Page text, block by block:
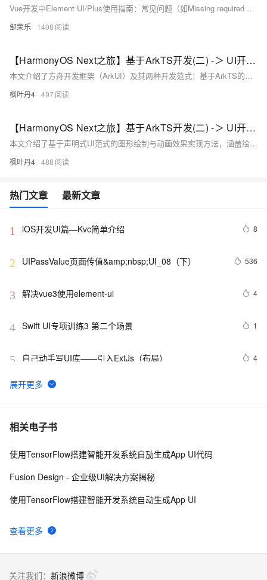
Vue开发中Element UI/Plus使用指南：常见问题（如Missing required prop: “value“）及中文全局组件配置解决方案
邹荣乐 1408
【HarmonyOS Next之旅】基于ArkTS开发(二) -＞ UI开发一
本文介绍了方舟开发框架（ArkUI）及其两种开发范式：基于ArkTS的声明式开发范式和类Web开发范式。ArkUI是用于构建HarmonyOS应用界面的UI框架，提供极简UI语法和基础设施。声明式开发范式使用ArkTS语言，以组件、动画和状态管理为核心，适合复杂团队协作；类Web开发范式采用HML、CSS、JavaScript三段式开发，适用于简单界面应用，贴近Web开发者习惯。文中还概述了两者的架构和基础能力，帮助开发者选择合适的范式进行高效开发。
枫叶丹4 497
【HarmonyOS Next之旅】基于ArkTS开发(二) -＞ UI开发三
本文介绍了基于声明式UI范式的图形绘制与动画效果实现方法，涵盖绘制图形、添加动画效果及常见组件说明三部分内容。在绘制图形部分，详细讲解了如何通过Circle组件为食物成分表添加圆形标签，以及使用Path组件结合SVG命令绘制自定义图形（如应用Logo）。动画效果部分则展示了如何利用animateTo实现闪屏动画，包括渐出、放大效果，并设置页面跳转；同时介绍了页面间共享元素转场动画的实现方式。最后，文章列举了声明式开发范式中的各类组件及其功能，帮助开发者快速上手构建复杂交互页面。
枫叶丹4 488
热门文章 最新文章
1 iOS开发UI篇—Kvc简单介绍 8
2 UIPassValue页面传值&amp;nbsp;UI_08（下） 536
3 解决vue3使用element-ui 4
4 Swift UI专项训练3 第二个场景 1
5 自己动手写UI库——引入ExtJs（布局） 4
6 分享一套精美的现代 UI  PSD 工具包【免费下载】
7 前端设计系统和UI组件库的搭建
8 unity-2D游戏官方案例--带视频案例（1）（层级渲染，物
相关电子书
查看更多
使用TensorFlow搭建智能开发系统自劢生成App UI代码
Fusion Design - 企业级UI解决方案揭秘
使用TensorFlow搭建智能开发系统自动生成App UI
关注我们： 新浪微博